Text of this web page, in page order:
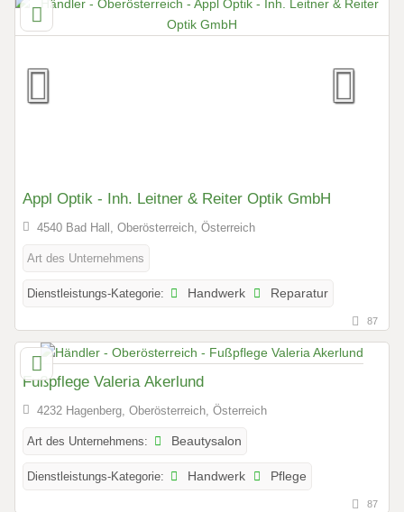
Appl Optik - Inh. Leitner & Reiter Optik GmbH
4540 Bad Hall, Oberösterreich, Österreich
Art des Unternehmens
Dienstleistungs-Kategorie: Handwerk Reparatur
87
Fußpflege Valeria Akerlund
4232 Hagenberg, Oberösterreich, Österreich
Art des Unternehmens: Beautysalon
Dienstleistungs-Kategorie: Handwerk Pflege
87